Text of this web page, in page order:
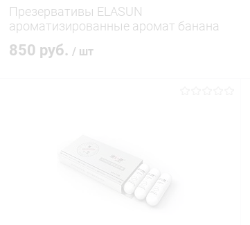
Презервативы ELASUN
ароматизированные аромат банана
для небАнального секса , 10ш
850 руб. / шт